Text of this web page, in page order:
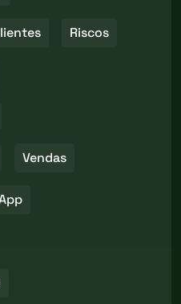
Riscos
Vendas